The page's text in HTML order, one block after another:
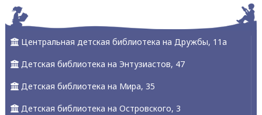
Центральная детская библиотека на Дружбы, 11а
Детская библиотека на Энтузиастов, 47
Детская библиотека на Мира, 35
Детская библиотека на Островского, 3